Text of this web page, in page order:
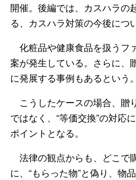
開催。後編では、カスハラの
る、カスハラ対策の今後につ
化粧品や健康食品を扱うフ
案が発生している。さらに、
に発展する事例もあるという。
こうしたケースの場合、贈
ではなく、“等価交換”の対応
ポイントとなる。
法律の観点からも、どこで
に、“もらった物”と偽り、物